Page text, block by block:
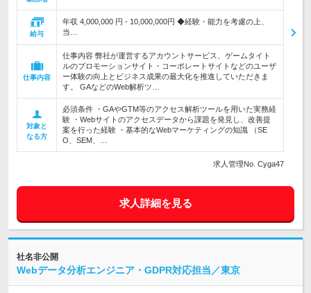
給与
年収 4,000,000 円 - 10,000,000円 ◆経験・能力を考慮の上、
当…
仕事内容
仕事内容 弊社が運営するアカウントサービス、ゲームタイト
ルのプロモーションサイト・コーポレートサイトなどのユーザ
ー体験の向上とビジネス成果の最大化を推進していただきま
す。 GAなどのWeb解析ツ…
対象と
なる方
必須条件 ・GAやGTM等のアクセス解析ツールを用いた実務経
験 ・Webサイトのアクセスデータから課題を発見し、改善提
案を行った経験 ・基本的なWebマーケティングの知識 （SE
O、SEM、…
求人管理No. Cyga47
求人詳細を見る
社名非公開
Webデータ分析エンジニア・GDPR対応担当／東京